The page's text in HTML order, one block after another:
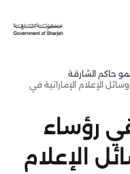
حاكم الشارقة
الإعلام الإماراتية في
رؤساء
الإعلام